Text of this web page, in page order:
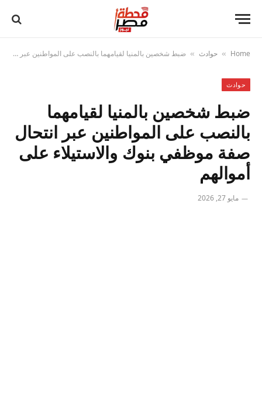
Home
» حوادث » ضبط شخصين بالمنيا لقيامهما بالنصب على المواطنين عبر انتحال صفة موظفي بنوك والاستيلاء على أموالهم
حوادث
ضبط شخصين بالمنيا لقيامهما
بالنصب على المواطنين عبر انتحال
صفة موظفي بنوك والاستيلاء على
أموالهم
مايو 27, 2026